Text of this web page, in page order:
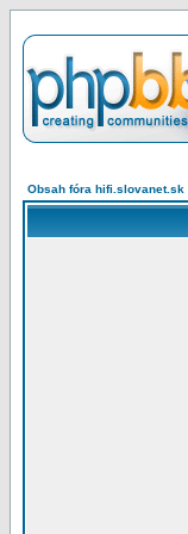
Obsah fóra hifi.slovanet.sk